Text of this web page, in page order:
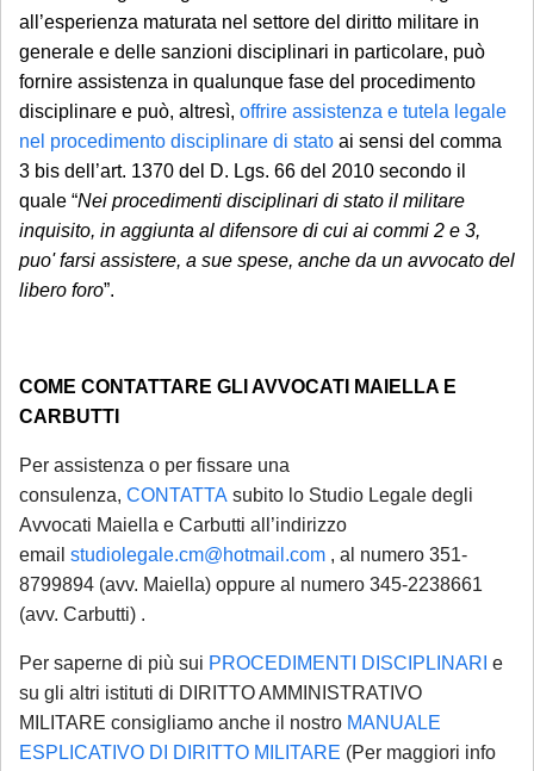
all’esperienza maturata nel settore del diritto militare in
generale e delle sanzioni disciplinari in particolare, può
fornire assistenza in qualunque fase del procedimento
disciplinare e può, altresì, offrire assistenza e tutela legale
nel procedimento disciplinare di stato ai sensi del comma
3 bis dell’art. 1370 del D. Lgs. 66 del 2010 secondo il
quale “Nei procedimenti disciplinari di stato il militare
inquisito, in aggiunta al difensore di cui ai commi 2 e 3,
puo' farsi assistere, a sue spese, anche da un avvocato del
libero foro”.
COME CONTATTARE GLI AVVOCATI MAIELLA E
CARBUTTI
Per assistenza o per fissare una
consulenza, CONTATTA subito lo Studio Legale degli
Avvocati Maiella e Carbutti all’indirizzo
email studiolegale.cm@hotmail.com , al numero 351-
8799894 (avv. Maiella) oppure al numero 345-2238661
(avv. Carbutti) .
Per saperne di più sui PROCEDIMENTI DISCIPLINARI e
su gli altri istituti di DIRITTO AMMINISTRATIVO
MILITARE consigliamo anche il nostro MANUALE
ESPLICATIVO DI DIRITTO MILITARE (Per maggiori info
non strettamente urgenti (aggiornamenti
sullo stato della pratica, quesiti generali,
gestione adempimenti processuali
rinviabili) saranno prese in carico al rientro,
a partire dal 1° settembre 2026.